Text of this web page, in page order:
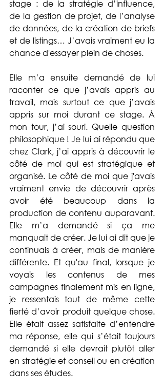
stage : de la stratégie d’influence,
de la gestion de projet, de l’analyse
de données, de la création de briefs
et de listings… J’avais vraiment eu la
chance d'essayer plein de choses.
Elle m’a ensuite demandé de lui
raconter ce que j’avais appris au
travail, mais surtout ce que j’avais
appris sur moi durant ce stage. À
mon tour, j’ai souri. Quelle question
philosophique ! Je lui ai répondu que
chez Clark, j’ai appris à découvrir le
côté de moi qui est stratégique et
organisé. Le côté de moi que j'avais
vraiment envie de découvrir après
avoir été beaucoup dans la
production de contenu auparavant.
Elle m’a demandé si ça me
manquait de créer. Je lui ai dit que je
continuais à créer, mais de manière
différente. Et qu'au final, lorsque je
voyais les contenus de mes
campagnes finalement mis en ligne,
je ressentais tout de même cette
fierté d’avoir produit quelque chose.
Elle était assez satisfaite d’entendre
ma réponse, elle qui s’était toujours
demandé si elle devrait plutôt aller
en stratégie et conseil ou en création
dans ses études.